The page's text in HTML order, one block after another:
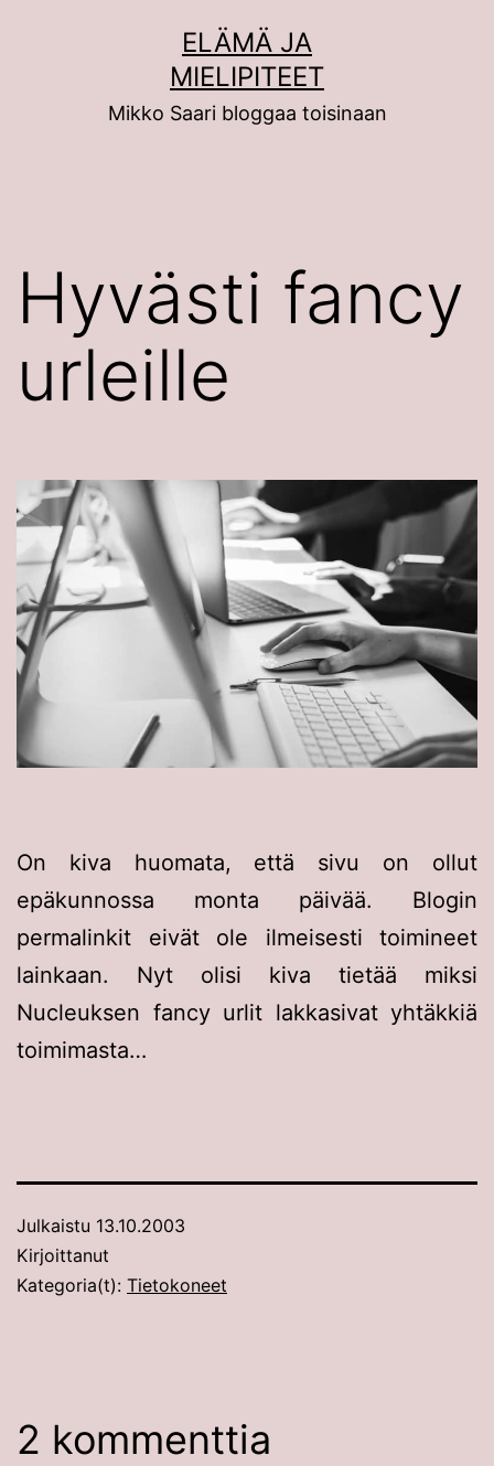
ELÄMÄ JA
MIELIPITEET
Mikko Saari bloggaa toisinaan
Hyvästi fancy
urleille
On kiva huomata, että sivu on ollut
epäkunnossa monta päivää. Blogin
permalinkit eivät ole ilmeisesti toimineet
lainkaan. Nyt olisi kiva tietää miksi
Nucleuksen fancy urlit lakkasivat yhtäkkiä
toimimasta…
Julkaistu 13.10.2003
Kirjoittanut
Kategoria(t): Tietokoneet
2 kommenttia